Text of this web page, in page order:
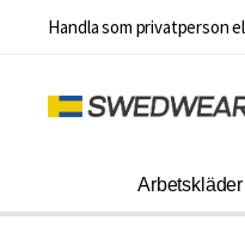
Handla som privatperson
Arbetskläder